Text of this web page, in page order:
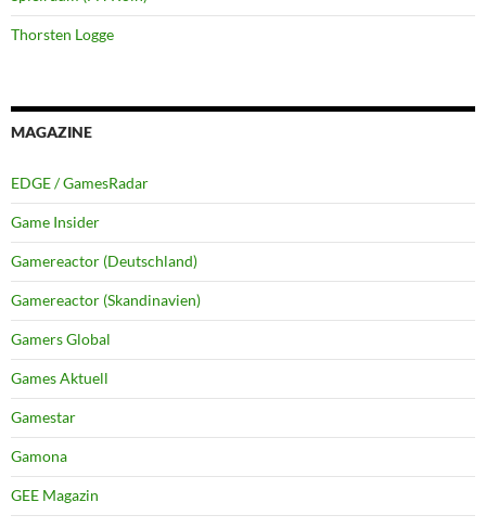
Thorsten Logge
MAGAZINE
EDGE / GamesRadar
Game Insider
Gamereactor (Deutschland)
Gamereactor (Skandinavien)
Gamers Global
Games Aktuell
Gamestar
Gamona
GEE Magazin